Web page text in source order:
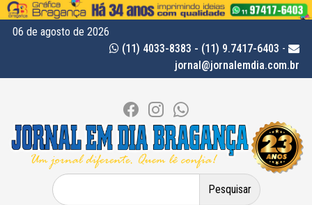
06 de agosto de 2026
(11) 4033-8383 - (11) 9.7417-6403 -
jornal@jornalemdia.com.br
Pesquisar
por: